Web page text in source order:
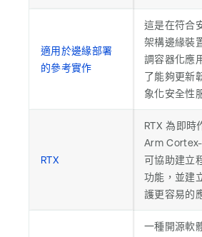
適用於邊緣部署
的參考實作
這是在符合
架構邊緣裝
調容器化應
了能夠更新
象化安全性
RTX
RTX 為即時
Arm
可協助建立
功能，並建
護更容易的
一種開源軟